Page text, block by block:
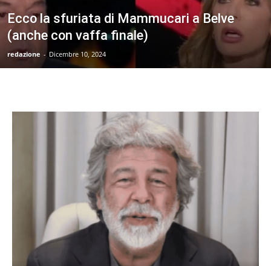
Ecco la sfuriata di Mammucari a Belve
(anche con vaffa finale)
redazione - Dicembre 10, 2024